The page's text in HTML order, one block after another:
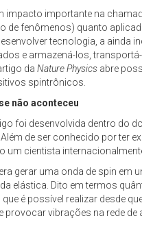
impacto importante na
de fenômenos) quanto
tecnologia, a ainda
e armazená-los,
da Nature Physics abre
spintrônicos.
não aconteceu
foi desenvolvida dentro do
de ser conhecido por ter
um cientista
gerar uma onda de spin em
elástica. Dito em termos
é possível realizar desde
vibrações na rede de